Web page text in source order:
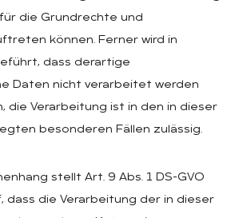
die Grundrechte und
können. Ferner wird in
dass derartige
Daten nicht verarbeitet werden
die Verarbeitung ist in den in dieser
besonderen Fällen zulässig.
stellt Art. 9 Abs. 1 DS-GVO
dass die Verarbeitung der in dieser